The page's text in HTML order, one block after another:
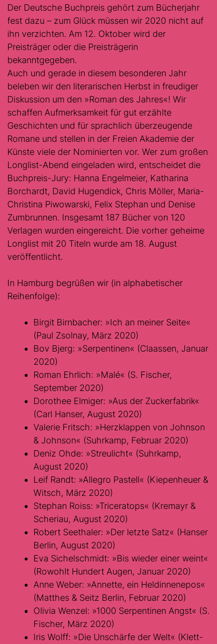
Der Deutsche Buchpreis gehört zum Bücherjahr
fest dazu – zum Glück müssen wir 2020 nicht auf
ihn verzichten. Am 12. Oktober wird der
Preisträger oder die Preisträgerin
bekanntgegeben.
Auch und gerade in diesem besonderen Jahr
beleben wir den literarischen Herbst in freudiger
Diskussion um den »Roman des Jahres«! Wir
schaffen Aufmerksamkeit für gut erzählte
Geschichten und für sprachlich überzeugende
Romane und stellen in der Freien Akademie der
Künste viele der Nominierten vor. Wer zum großen
Longlist-Abend eingeladen wird, entscheidet die
Buchpreis-Jury: Hanna Engelmeier, Katharina
Borchardt, David Hugendick, Chris Möller, Maria-
Christina Piwowarski, Felix Stephan und Denise
Zumbrunnen. Insgesamt 187 Bücher von 120
Verlagen wurden eingereicht. Die vorher geheime
Longlist mit 20 Titeln wurde am 18. August
veröffentlicht.
In Hamburg begrüßen wir (in alphabetischer
Reihenfolge):
Birgit Birnbacher: »Ich an meiner Seite«
(Paul Zsolnay, März 2020)
Bov Bjerg: »Serpentinen« (Claassen, Januar
2020)
Roman Ehrlich: »Malé« (S. Fischer,
September 2020)
Dorothee Elmiger: »Aus der Zuckerfabrik«
(Carl Hanser, August 2020)
Valerie Fritsch: »Herzklappen von Johnson
& Johnson« (Suhrkamp, Februar 2020)
Deniz Ohde: »Streulicht« (Suhrkamp,
August 2020)
Leif Randt: »Allegro Pastell« (Kiepenheuer &
Witsch, März 2020)
Stephan Roiss: »Triceratops« (Kremayr &
Scheriau, August 2020)
Robert Seethaler: »Der letzte Satz« (Hanser
Berlin, August 2020)
Eva Sichelschmidt: »Bis wieder einer weint«
(Rowohlt Hundert Augen, Januar 2020)
Anne Weber: »Annette, ein Heldinnenepos«
(Matthes & Seitz Berlin, Februar 2020)
Olivia Wenzel: »1000 Serpentinen Angst« (S.
Fischer, März 2020)
Iris Wolff: »Die Unschärfe der Welt« (Klett-